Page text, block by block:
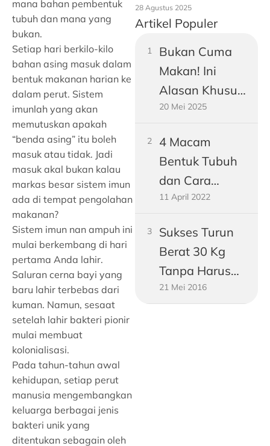
mana bahan pembentuk
tubuh dan mana yang
bukan.
Setiap hari berkilo-kilo
bahan asing masuk dalam
bentuk makanan harian ke
dalam perut. Sistem
imunlah yang akan
memutuskan apakah
“benda asing” itu boleh
masuk atau tidak. Jadi
masuk akal bukan kalau
markas besar sistem imun
ada di tempat pengolahan
makanan?
Sistem imun nan ampuh ini
mulai berkembang di hari
pertama Anda lahir.
Saluran cerna bayi yang
baru lahir terbebas dari
kuman. Namun, sesaat
setelah lahir bakteri pionir
mulai membuat
kolonialisasi.
Pada tahun-tahun awal
kehidupan, setiap perut
manusia mengembangkan
keluarga berbagai jenis
bakteri unik yang
ditentukan sebagain oleh
28 Agustus 2025
Artikel Populer
Bukan Cuma
Makan! Ini
Alasan Khusus
Perut Pria
Gampang
Buncit
20 Mei 2025
4 Macam
Bentuk Tubuh
dan Cara
Mengukurnya!
11 April 2022
Sukses Turun
Berat 30 Kg
Tanpa Harus
Jadi Vegetarian
21 Mei 2016